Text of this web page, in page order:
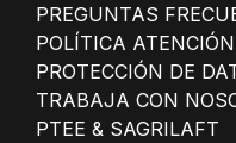
PREGUNTAS
POLÍTICA
PROTECCIÓN DE
TRABAJA CON
PTEE & SAGRILAFT